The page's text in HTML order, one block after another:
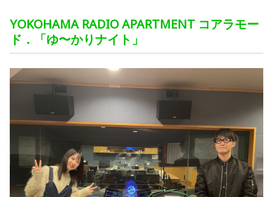
YOKOHAMA RADIO APARTMENT コアラモー
ド．「ゆ〜かりナイト」